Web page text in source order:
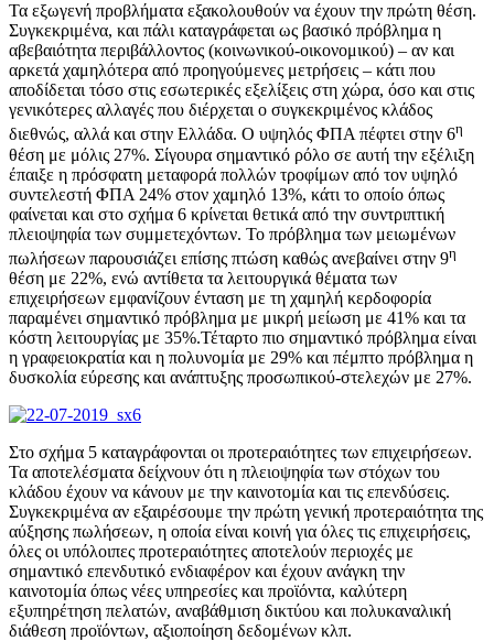
Τα εξωγενή προβλήματα εξακολουθούν να έχουν την πρώτη θέση.
Συγκεκριμένα, και πάλι καταγράφεται ως βασικό πρόβλημα η
αβεβαιότητα περιβάλλοντος (κοινωνικού-οικονομικού) – αν και
αρκετά χαμηλότερα από προηγούμενες μετρήσεις – κάτι που
αποδίδεται τόσο στις εσωτερικές εξελίξεις στη χώρα, όσο και στις
γενικότερες αλλαγές που διέρχεται ο συγκεκριμένος κλάδος
διεθνώς, αλλά και στην Ελλάδα. Ο υψηλός ΦΠΑ πέφτει στην 6η
θέση με μόλις 27%. Σίγουρα σημαντικό ρόλο σε αυτή την εξέλιξη
έπαιξε η πρόσφατη μεταφορά πολλών τροφίμων από τον υψηλό
συντελεστή ΦΠΑ 24% στον χαμηλό 13%, κάτι το οποίο όπως
φαίνεται και στο σχήμα 6 κρίνεται θετικά από την συντριπτική
πλειοψηφία των συμμετεχόντων. Το πρόβλημα των μειωμένων
πωλήσεων παρουσιάζει επίσης πτώση καθώς ανεβαίνει στην 9η
θέση με 22%, ενώ αντίθετα τα λειτουργικά θέματα των
επιχειρήσεων εμφανίζουν ένταση με τη χαμηλή κερδοφορία
παραμένει σημαντικό πρόβλημα με μικρή μείωση με 41% και τα
κόστη λειτουργίας με 35%.Τέταρτο πιο σημαντικό πρόβλημα είναι
η γραφειοκρατία και η πολυνομία με 29% και πέμπτο πρόβλημα η
δυσκολία εύρεσης και ανάπτυξης προσωπικού-στελεχών με 27%.
Στο σχήμα 5 καταγράφονται οι προτεραιότητες των επιχειρήσεων.
Τα αποτελέσματα δείχνουν ότι η πλειοψηφία των στόχων του
κλάδου έχουν να κάνουν με την καινοτομία και τις επενδύσεις.
Συγκεκριμένα αν εξαιρέσουμε την πρώτη γενική προτεραιότητα της
αύξησης πωλήσεων, η οποία είναι κοινή για όλες τις επιχειρήσεις,
όλες οι υπόλοιπες προτεραιότητες αποτελούν περιοχές με
σημαντικό επενδυτικό ενδιαφέρον και έχουν ανάγκη την
καινοτομία όπως νέες υπηρεσίες και προϊόντα, καλύτερη
εξυπηρέτηση πελατών, αναβάθμιση δικτύου και πολυκαναλική
διάθεση προϊόντων, αξιοποίηση δεδομένων κλπ.